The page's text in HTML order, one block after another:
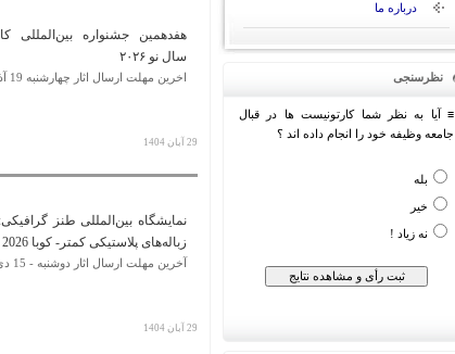
درباره ما
نظرسنجی
≡ آیا به نظر شما کارتونیست ها در قبال
جامعه وظیفه خود را انجام داده اند ؟
بله
خیر
نه زیاد !
هفدهمین جشنواره بین‌المللی
سال نو ۲۰۲۶
اخرین مهلت ارسال اثار چهارشنبه 19 آذر 1404
29 آبان 1404
نمایشگاه بین‌المللی طنز
زباله‌های پلاستیکی کمتر- کوبا 2026
آخرین مهلت ارسال اثار دوشنبه - 15 دی 1404
29 آبان 1404